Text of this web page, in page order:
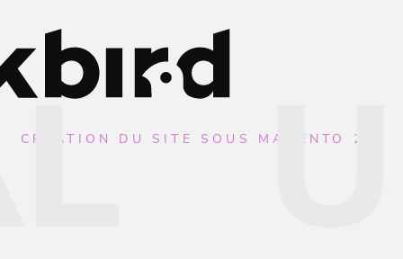
CRÉATION DU SITE SOUS MAGENTO 2.X